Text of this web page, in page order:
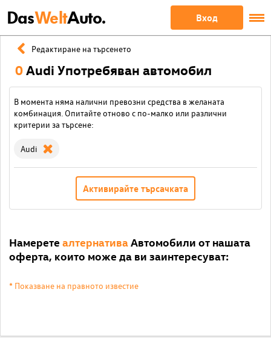
DasWeltAuto. Вход
Редактиране на търсенето
0Audi Употребяван автомобил
В момента няма налични превозни средства в желаната
комбинация. Опитайте отново с по-малко или различни
критерии за търсене:
Audi
Активирайте търсачката
Намерете алтернативаАвтомобили от нашата
оферта, които може да ви заинтересуват:
* Показване на правното известие